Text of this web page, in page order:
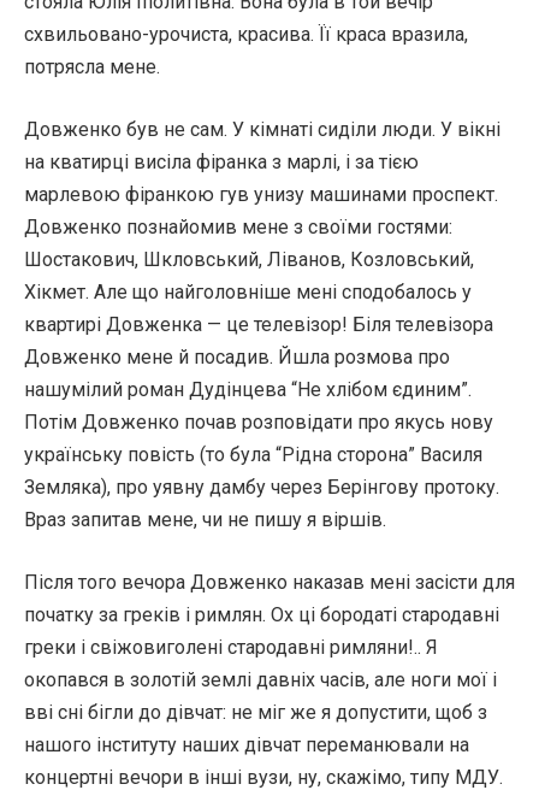
схвильовано-урочиста, красива. Її краса вразила,
потрясла мене.
Довженко був не сам. У кімнаті сиділи люди. У вікні
на кватирці висіла фіранка з марлі, і за тією
марлевою фіранкою гув унизу машинами проспект.
Довженко познайомив мене з своїми гостями:
Шостакович, Шкловський, Ліванов, Козловський,
Хікмет. Але що найголовніше мені сподобалось у
квартирі Довженка — це телевізор! Біля телевізора
Довженко мене й посадив. Йшла розмова про
нашумілий роман Дудінцева “Не хлібом єдиним”.
Потім Довженко почав розповідати про якусь нову
українську повість (то була “Рідна сторона” Василя
Земляка), про уявну дамбу через Берінгову протоку.
Враз запитав мене, чи не пишу я віршів.
Після того вечора Довженко наказав мені засісти для
початку за греків і римлян. Ох ці бородаті стародавні
греки і свіжовиголені стародавні римляни!.. Я
окопався в золотій землі давніх часів, але ноги мої і
вві сні бігли до дівчат: не міг же я допустити, щоб з
нашого інституту наших дівчат переманювали на
концертні вечори в інші вузи, ну, скажімо, типу МДУ.